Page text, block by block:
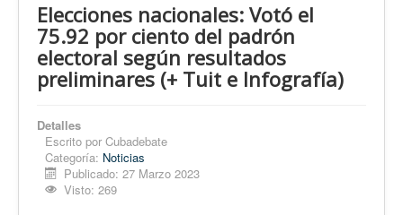
Nuevitas
Noticias
Conozca Nuevitas
Opinión
En audio
Elecciones nacionales: Votó el
75.92 por ciento del padrón
electoral según resultados
preliminares (+ Tuit e Infografía)
Detalles
Escrito por Cubadebate
Categoría: Noticias
Publicado: 27 Marzo 2023
Visto: 269